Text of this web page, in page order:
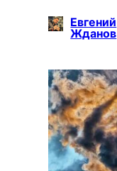
Евгений
Жданов